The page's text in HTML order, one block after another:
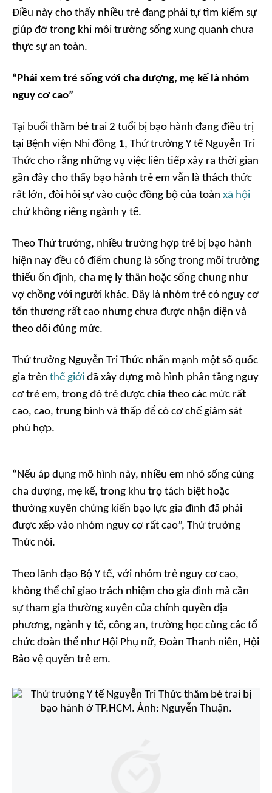
Điều này cho thấy nhiều trẻ đang phải tự tìm kiếm sự
giúp đỡ trong khi môi trường sống xung quanh chưa
thực sự an toàn.
“Phải xem trẻ sống với cha dượng, mẹ kế là nhóm
nguy cơ cao”
Tại buổi thăm bé trai 2 tuổi bị bạo hành đang điều trị
tại Bệnh viện Nhi đồng 1, Thứ trưởng Y tế Nguyễn Tri
Thức cho rằng những vụ việc liên tiếp xảy ra thời gian
gần đây cho thấy bạo hành trẻ em vẫn là thách thức
rất lớn, đòi hỏi sự vào cuộc đồng bộ của toàn xã hội
chứ không riêng ngành y tế.
Theo Thứ trưởng, nhiều trường hợp trẻ bị bạo hành
hiện nay đều có điểm chung là sống trong môi trường
thiếu ổn định, cha mẹ ly thân hoặc sống chung như
vợ chồng với người khác. Đây là nhóm trẻ có nguy cơ
tổn thương rất cao nhưng chưa được nhận diện và
theo dõi đúng mức.
Thứ trưởng Nguyễn Tri Thức nhấn mạnh một số quốc
gia trên thế giới đã xây dựng mô hình phân tầng nguy
cơ trẻ em, trong đó trẻ được chia theo các mức rất
cao, cao, trung bình và thấp để có cơ chế giám sát
phù hợp.
“Nếu áp dụng mô hình này, nhiều em nhỏ sống cùng
cha dượng, mẹ kế, trong khu trọ tách biệt hoặc
thường xuyên chứng kiến bạo lực gia đình đã phải
được xếp vào nhóm nguy cơ rất cao”, Thứ trưởng
Thức nói.
Theo lãnh đạo Bộ Y tế, với nhóm trẻ nguy cơ cao,
không thể chỉ giao trách nhiệm cho gia đình mà cần
sự tham gia thường xuyên của chính quyền địa
phương, ngành y tế, công an, trường học cùng các tổ
chức đoàn thể như Hội Phụ nữ, Đoàn Thanh niên, Hội
Bảo vệ quyền trẻ em.